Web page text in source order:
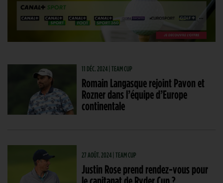
11 DÉC. 2024 | TEAM CUP
Romain Langasque rejoint Pavon et
Rozner dans l’équipe d’Europe
continentale
27 AOÛT. 2024 | TEAM CUP
Justin Rose prend rendez-vous pour